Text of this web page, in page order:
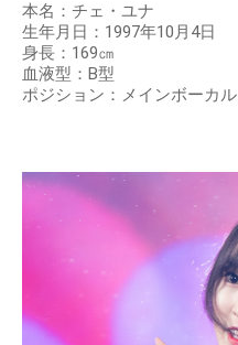
本名：チェ・ユナ
生年月日：1997年10月4日
身長：169㎝
血液型：B型
ポジション：メインボーカル